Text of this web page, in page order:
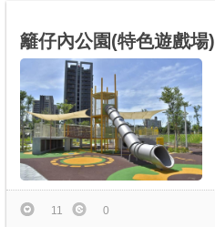
籬仔內公園(特色遊戲場)
11 0